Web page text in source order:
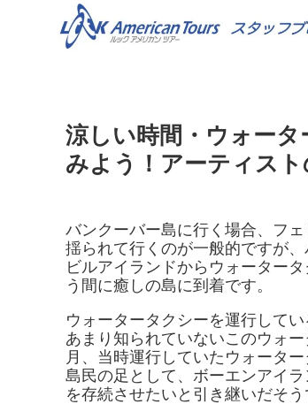
涼しい時間・ウォー
みよう！アーティス
バンクーバー島に行く場合、フ
揺られて行くのが一般的ですが
ビルアイランドからウォーター
う間に癒しの島に到着です。
ウォータータクシーを運行してい
あまり知られていないこのウォ
月、当時運行していたウォータ
島民の足として、ボーエンアイ
を存続させたいと引き継いだそう